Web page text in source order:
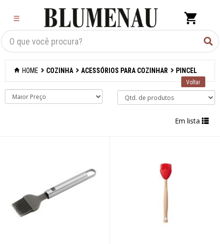
☰
Criar Lista×
Organização
Acessórios para
Abridores de latas
Acessórios
Afiadores de
facas manuais
HOME COZINHA ACESSÓRIOS PARA COZINHAR PINCEL
Em lista